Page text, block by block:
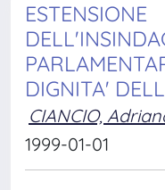
ESTENSIONE
DIGNITA'
CIANCIO,
1999-01-01